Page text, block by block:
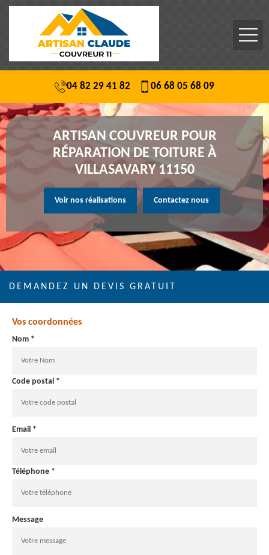
04 82 29 41 82 06 68 05 68 09
ARTISAN COUVREUR POUR
RÉPARATION DE TOITURE À
VILLASAVARY 11150
Voir nos réalisations Contactez nous
DEMANDEZ UN DEVIS GRATUIT
Vos coordonnées
Nom *
Code postal *
Email *
Téléphone *
Message